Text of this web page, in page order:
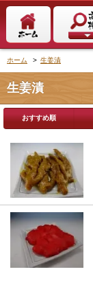
ホーム > 生姜漬
生姜漬
おすすめ順